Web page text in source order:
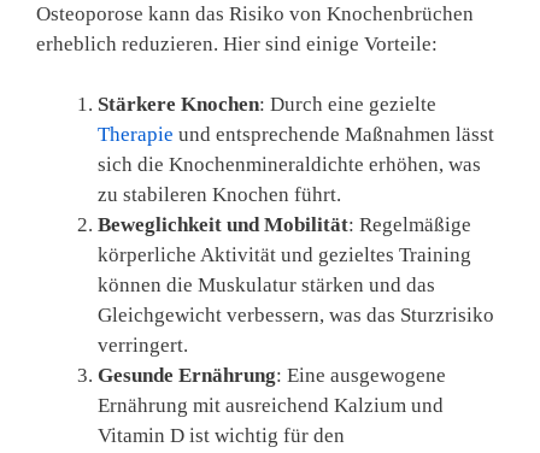
Osteoporose kann das Risiko von Knochenbrüchen
erheblich reduzieren. Hier sind einige Vorteile:
Stärkere Knochen: Durch eine gezielte
Therapie und entsprechende Maßnahmen lässt
sich die Knochenmineraldichte erhöhen, was
zu stabileren Knochen führt.
Beweglichkeit und Mobilität: Regelmäßige
körperliche Aktivität und gezieltes Training
können die Muskulatur stärken und das
Gleichgewicht verbessern, was das Sturzrisiko
verringert.
Gesunde Ernährung: Eine ausgewogene
Ernährung mit ausreichend Kalzium und
Vitamin D ist wichtig für den